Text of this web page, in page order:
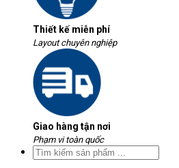
Thiết kế miễn phí
Layout chuyên nghiệp
Giao hàng tận nơi
Phạm vi toàn quốc